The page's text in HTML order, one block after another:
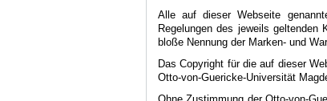
Alle auf dieser Webseite
Regelungen des jeweils geltenden
bloße Nennung der Marken- und
Das Copyright für die auf dieser
Otto-von-Guericke-Universität